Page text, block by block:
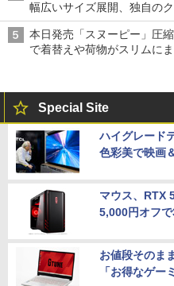
幅広いサイズ展開、独自の
本日発売「スヌーピー」圧
で着替えや荷物がスリムに
Special Site
ハイグレード
色彩美で映画
マウス、RTX
5,000円オフで
お値段そのま
「お得なゲー